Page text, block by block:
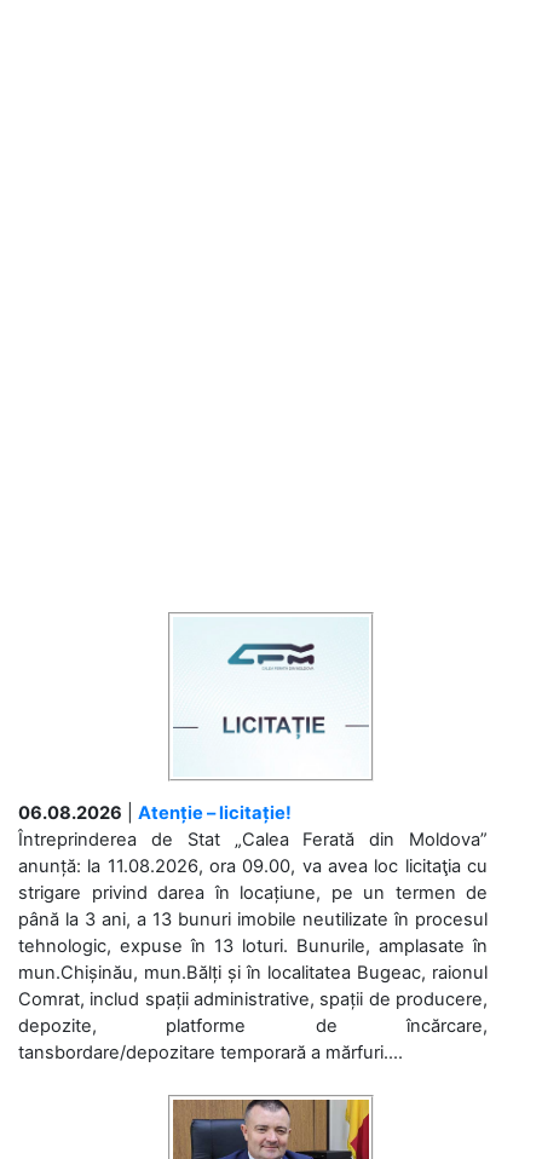
06.08.2026
Atenție – licitație!
Întreprinderea de Stat „Calea Ferată din Moldova”
anunță: la 11.08.2026, ora 09.00, va avea loc licitaţia cu
strigare privind darea în locațiune, pe un termen de
până la 3 ani, a 13 bunuri imobile neutilizate în procesul
tehnologic, expuse în 13 loturi. Bunurile, amplasate în
mun.Chișinău, mun.Bălți și în localitatea Bugeac, raionul
Comrat, includ spații administrative, spații de producere,
depozite, platforme de încărcare,
tansbordare/depozitare temporară a mărfuri....